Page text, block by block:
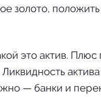
золото,
это актив.
— банки и